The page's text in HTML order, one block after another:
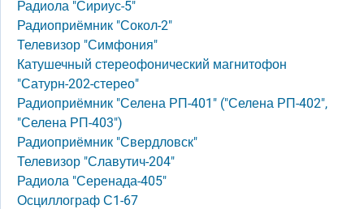
Радиола "Сириус-5"
Радиоприёмник "Сокол-2"
Телевизор "Симфония"
Катушечный стереофонический магнитофон
"Сатурн-202-стерео"
Радиоприёмник "Селена РП-401" ("Селена РП-402",
"Селена РП-403")
Радиоприёмник "Свердловск"
Телевизор "Славутич-204"
Радиола "Серенада-405"
Осциллограф С1-67